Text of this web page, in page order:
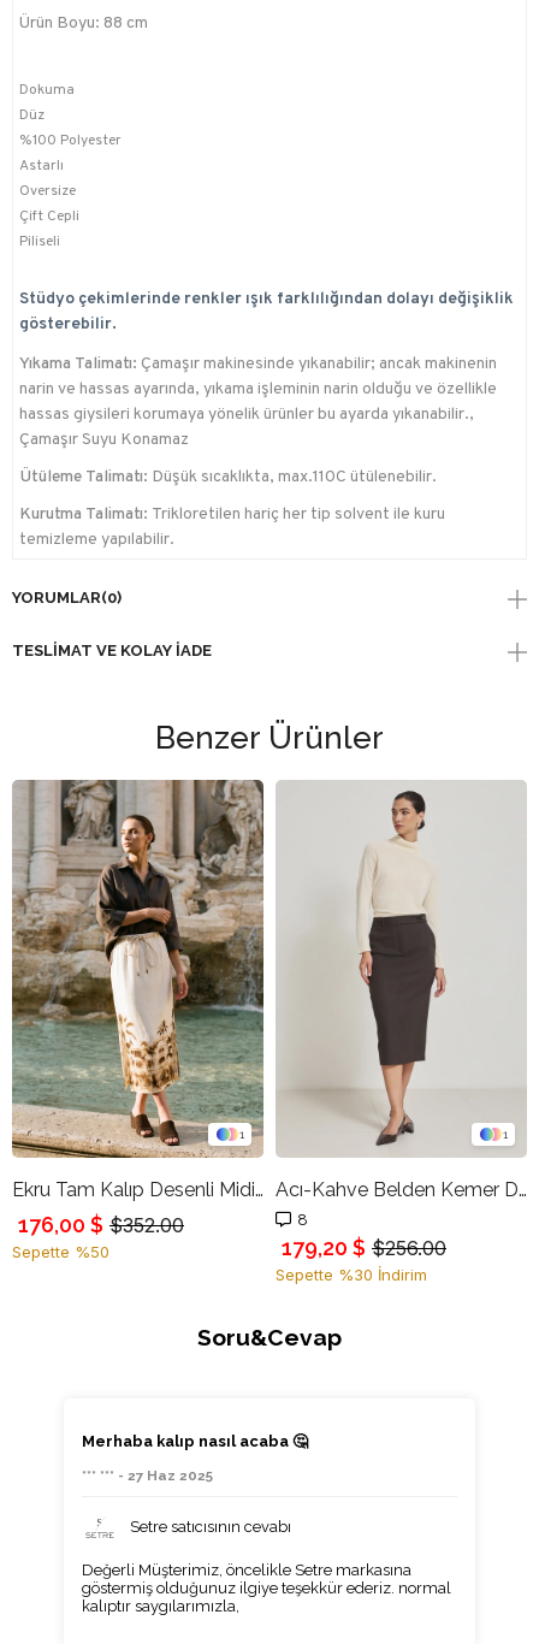
Ürün Boyu: 88 cm
Dokuma
Düz
%100 Polyester
Astarlı
Oversize
Çift Cepli
Piliseli
Stüdyo çekimlerinde renkler ışık farklılığından dolayı değişiklik
gösterebilir.
Yıkama Talimatı: Çamaşır makinesinde yıkanabilir; ancak makinenin
narin ve hassas ayarında, yıkama işleminin narin olduğu ve özellikle
hassas giysileri korumaya yönelik ürünler bu ayarda yıkanabilir.,
Çamaşır Suyu Konamaz
Ütüleme Talimatı: Düşük sıcaklıkta, max.110C ütülenebilir.
Kurutma Talimatı: Trikloretilen hariç her tip solvent ile kuru
temizleme yapılabilir.
YORUMLAR(0)
TESLIMAT VE KOLAY İADE
Benzer Ürünler
1
Ekru Tam Kalıp Desenli Midi Boy Etek
$352.00
176,00 $
Sepette %50
1
Acı-Kahve Belden Kemer Detaylı Çizgili Midi Boy Etek
8
$256.00
179,20 $
Sepette %30 İndirim
Soru&Cevap
Merhaba kalıp nasıl acaba 🤔
*** *** - 27 Haz 2025
Setre satıcısının cevabı
Değerli Müşterimiz, öncelikle Setre markasına
göstermiş olduğunuz ilgiye teşekkür ederiz. normal
kalıptır saygılarımızla,